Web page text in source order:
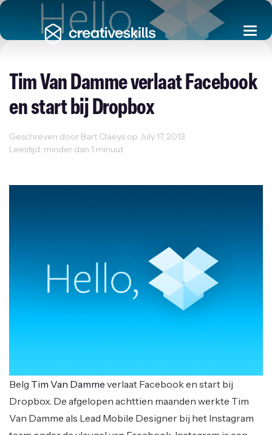
Tim Van Damme verlaat Facebook
en start bij Dropbox
Geschreven door Bart Claeys op July 17, 2013
Leestijd: minder dan 1 minuut
Belg Tim Van Damme verlaat Facebook en start bij
Dropbox. De afgelopen achttien maanden werkte Tim
Van Damme als Lead Mobile Designer bij het Instagram